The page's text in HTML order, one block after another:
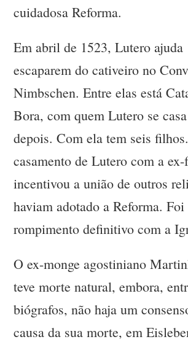
cuidadosa Reforma.
Em abril de 1523, Lutero ajuda
escaparem do cativeiro no
Nimbschen. Entre elas está
Bora, com quem Lutero se
depois. Com ela tem seis
casamento de Lutero com a
incentivou a união de outros
haviam adotado a Reforma.
rompimento definitivo com a
O ex-monge agostiniano
teve morte natural, embora,
biógrafos, não haja um
causa da sua morte, em